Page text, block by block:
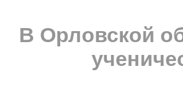
В Орловской